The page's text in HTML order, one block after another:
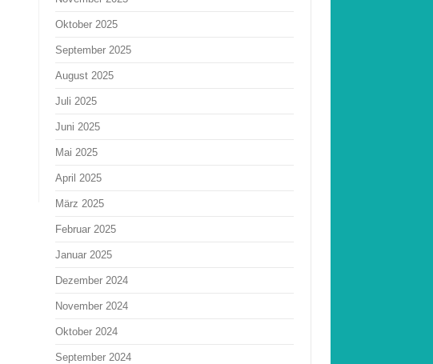
Oktober 2025
September 2025
August 2025
Juli 2025
Juni 2025
Mai 2025
April 2025
März 2025
Februar 2025
Januar 2025
Dezember 2024
November 2024
Oktober 2024
September 2024